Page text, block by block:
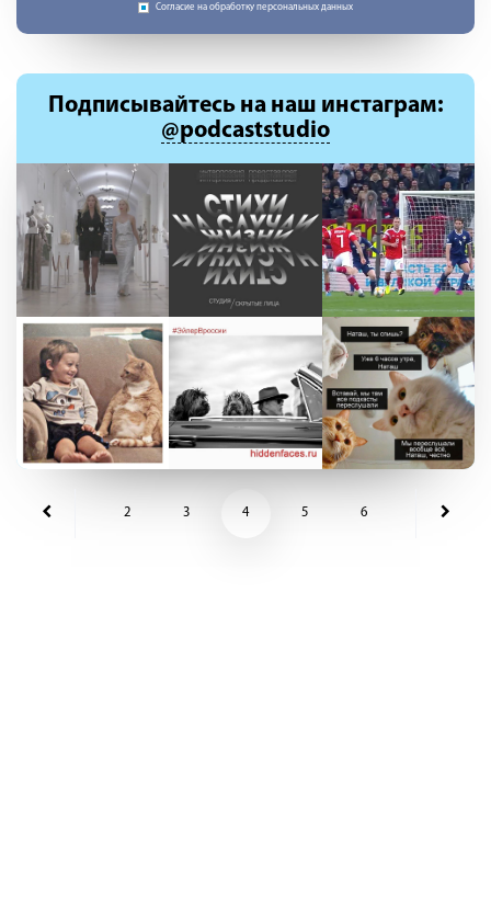
Согласие на обработку персональных данных
Подписывайтесь на наш инстаграм:
@podcaststudio
2 3 4 5 6